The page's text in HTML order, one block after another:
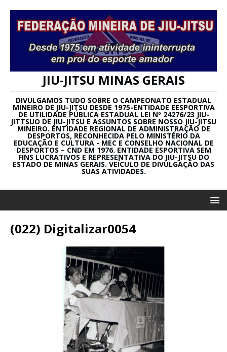
JIU-JITSU MINAS GERAIS
DIVULGAMOS TUDO SOBRE O CAMPEONATO ESTADUAL
MINEIRO DE JIU-JITSU DESDE 1975-ENTIDADE EESPORTIVA
DE UTILIDADE PÚBLICA ESTADUAL LEI Nº 24276/23 JIU-
JITTSUO DE JIU-JITSU E ASSUNTOS SOBRE NOSSO JIU-JITSU
MINEIRO. ENTIDADE REGIONAL DE ADMINISTRAÇÃO DE
DESPORTOS, RECONHECIDA PELO MINISTÉRIO DA
EDUCAÇÃO E CULTURA - MEC E CONSELHO NACIONAL DE
DESPORTOS – CND EM 1976. ENTIDADE ESPORTIVA SEM
FINS LUCRATIVOS E REPRESENTATIVA DO JIU-JITSU DO
ESTADO DE MINAS GERAIS. VEÍCULO DE DIVULGAÇÃO DAS
SUAS ATIVIDADES.
(022) Digitalizar0054